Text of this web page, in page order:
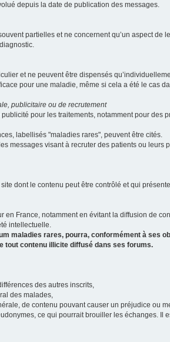
depuis la date de publication des messages.
partielles et ne concernent qu’un aspect
et ne peuvent être dispensés
pour une maladie, même si cela a été le cas
publicitaire ou de recrutement
pour les traitements, notamment pour
labellisés "maladies rares", peuvent être cités.
messages visant à recruter des patients ou
dont le contenu peut être contrôlé et qui
en France, notamment en évitant la diffusion de
intellectuelle.
maladies rares, pourra, conformément à ses
tout contenu illicite diffusé dans ses forums.
des autres inscrits,
des malades,
de contenu pouvant causer un préjudice ou
ce qui pourrait brouiller les